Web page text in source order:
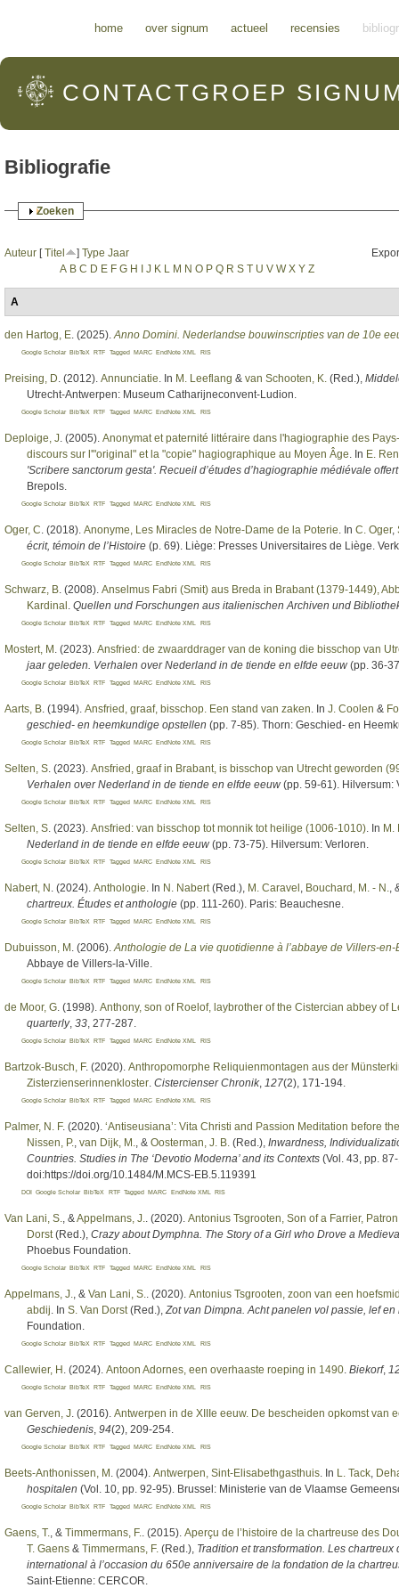
home over signum actueel recensies
CONTACTGROEP
Bibliografie
Weergeven
Zoeken
Auteur [Titel ] Type Jaar
A B C D E F G H I J K L M N O P Q R S T U V W X Y Z
A
den Hartog, E . (2025). Anno Domini. Nederlandse bouwinscripties van de 10e
Google Scholar BibTeX RTF Tagged MARC EndNote XML RIS
Preising, D . (2012). Annunciatie . In M. Leeflang & van Schooten, K. (Red.)
Utrecht-Antwerpen: Museum Catharijneconvent-Ludion.
Google Scholar BibTeX RTF Tagged MARC EndNote XML RIS
Deploige, J . (2005). Anonymat et paternité littéraire dans l'hagiographie des
discours sur l'"original" et la "copie" hagiographique au Moyen Âge . In E.
'Scribere sanctorum gesta'. Recueil d’études d’hagiographie médiévale
Brepols.
Google Scholar BibTeX RTF Tagged MARC EndNote XML RIS
Oger, C . (2018). Anonyme, Les Miracles de Notre-Dame de la Poterie . In C. Oger,
écrit, témoin de l’Histoire (p. 69). Liège: Presses Universitaires de Liège.
Google Scholar BibTeX RTF Tagged MARC EndNote XML RIS
Schwarz, B . (2008). Anselmus Fabri (Smit) aus Breda in Brabant (1379-1449),
Kardinal Quellen und Forschungen aus italienischen Archiven und
Google Scholar BibTeX RTF Tagged MARC EndNote XML RIS
Mostert, M . (2023). Ansfried: de zwaarddrager van de koning die bisschop van
jaar geleden. Verhalen over Nederland in de tiende en elfde eeuw (pp. 36-
Google Scholar BibTeX RTF Tagged MARC EndNote XML RIS
Aarts, B . (1994). Ansfried, graaf, bisschop. Een stand van zaken . In J. Coolen &
geschied- en heemkundige opstellen (pp. 7-85). Thorn: Geschied- en
Google Scholar BibTeX RTF Tagged MARC EndNote XML RIS
Selten, S . (2023). Ansfried, graaf in Brabant, is bisschop van Utrecht geworden
Verhalen over Nederland in de tiende en elfde eeuw (pp. 59-61). Hilversum:
Google Scholar BibTeX RTF Tagged MARC EndNote XML RIS
Selten, S . (2023). Ansfried: van bisschop tot monnik tot heilige (1006-1010) . In M.
Nederland in de tiende en elfde eeuw (pp. 73-75). Hilversum: Verloren.
Google Scholar BibTeX RTF Tagged MARC EndNote XML RIS
Nabert, N . (2024). Anthologie . In N. Nabert (Red.), M. Caravel Bouchard, M. - N.
,
chartreux. Études et anthologie (pp. 111-260). Paris: Beauchesne.
Google Scholar BibTeX RTF Tagged MARC EndNote XML RIS
Dubuisson, M . (2006). Anthologie de La vie quotidienne à l’abbaye de Villers-
Abbaye de Villers-la-Ville.
Google Scholar BibTeX RTF Tagged MARC EndNote XML RIS
de Moor, G . (1998). Anthony, son of Roelof, laybrother of the Cistercian abbey of
quarterly, 33 , 277-287.
Google Scholar BibTeX RTF Tagged MARC EndNote XML RIS
Bartzok-Busch, F. (2020). Anthropomorphe Reliquienmontagen aus der
Zisterzienserinnenkloster Cistercienser Chronik, 127(2), 171-194.
Google Scholar BibTeX RTF Tagged MARC EndNote XML RIS
Palmer, N. F. (2020). ‘Antiseusiana’: Vita Christi and Passion Meditation before
Nissen, P. van Dijk, M. , & Oosterman, J. B. (Red.) Inwardness,
Countries. Studies in The ‘Devotio Moderna’ and its Contexts (Vol. 43, pp.
doi:https://doi.org/10.1484/M.MCS-EB.5.119391
DOI Google Scholar BibTeX RTF Tagged MARC EndNote XML RIS
Van Lani, S. , & Appelmans, J. . (2020). Antonius Tsgrooten, Son of a Farrier,
Dorst (Red.) Crazy about Dymphna. The Story of a Girl who Drove a
Phoebus Foundation.
Google Scholar BibTeX RTF Tagged MARC EndNote XML RIS
Appelmans, J. , & Van Lani, S. . (2020). Antonius Tsgrooten, zoon van een
abdij . In S. Van Dorst (Red.) Zot van Dimpna. Acht panelen vol passie, lef
Foundation.
Google Scholar BibTeX RTF Tagged MARC EndNote XML RIS
Callewier, H . (2024). Antoon Adornes, een overhaaste roeping in 1490 Biekorf,
Google Scholar BibTeX RTF Tagged MARC EndNote XML RIS
van Gerven, J . (2016). Antwerpen in de XIIIe eeuw. De bescheiden opkomst van
Geschiedenis 94(2), 209-254.
Google Scholar BibTeX RTF Tagged MARC EndNote XML RIS
Beets-Anthonissen, M . (2004). Antwerpen, Sint-Elisabethgasthuis . In L. Tack
hospitalen (Vol. 10, pp. 92-95). Brussel: Ministerie van de Vlaamse
Google Scholar BibTeX RTF Tagged MARC EndNote XML RIS
Gaens, T. , & Timmermans, F. . (2015). Aperçu de l’histoire de la chartreuse des
T. Gaens & Timmermans, F. (Red.) Tradition et transformation. Les
international à l’occasion du 650e anniversaire de la fondation de la
Saint-Etienne: CERCOR.